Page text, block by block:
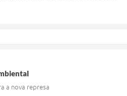
a nova represa